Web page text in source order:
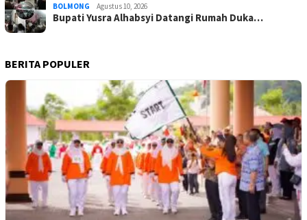
BOLMONG Agustus 10, 2026
Bupati Yusra Alhabsyi Datangi Rumah Duka…
BERITA POPULER